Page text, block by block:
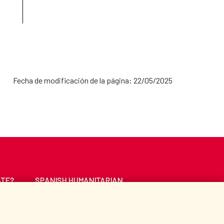
Fecha de modificación de la página: 22/05/2025
SPANISH HUMANITARIAN